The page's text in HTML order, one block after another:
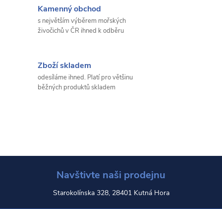
Kamenný obchod
s největším výběrem mořských
živočichů v ČR ihned k odběru
Zboží skladem
odesíláme ihned. Platí pro většinu
běžných produktů skladem
Navštivte naši prodejnu
Starokolínska 328, 28401 Kutná Hora